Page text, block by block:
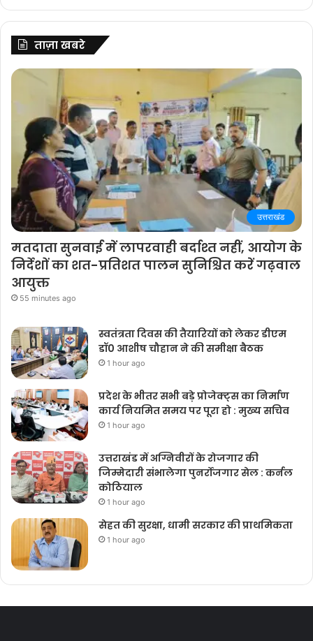
ताज़ा खबरे
उत्तराखंड
मतदाता सुनवाई में लापरवाही बर्दाश्त नहीं, आयोग के
निर्देशों का शत-प्रतिशत पालन सुनिश्चित करें गढ़वाल
आयुक्त
55 minutes ago
स्वतंत्रता दिवस की तैयारियों को लेकर डीएम
डॉ0 आशीष चौहान ने की समीक्षा बैठक
1 hour ago
प्रदेश के भीतर सभी बड़े प्रोजेक्ट्स का निर्माण
कार्य नियमित समय पर पूरा हो : मुख्य सचिव
1 hour ago
उत्तराखंड में अग्निवीरों के रोजगार की
जिम्मेदारी संभालेगा पुनर्रोजगार सेल : कर्नल
कोठियाल
1 hour ago
सेहत की सुरक्षा, धामी सरकार की प्राथमिकता
1 hour ago